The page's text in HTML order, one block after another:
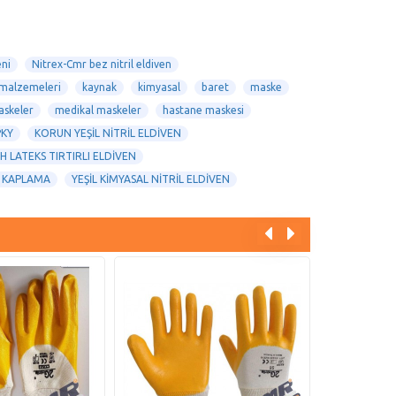
Nitrex-Cmr bez nitril eldiven
kaynak kimyasal baret
maske
medikal maskeler
hastane maskesi
KORUN YEŞİL NİTRİL ELDİVEN
LATEKS TIRTIRLI ELDİVEN
YEŞİL KİMYASAL NİTRİL ELDİVEN